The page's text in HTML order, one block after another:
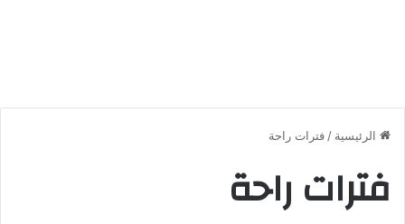
الرئيسية / فترات راحة
فترات راحة